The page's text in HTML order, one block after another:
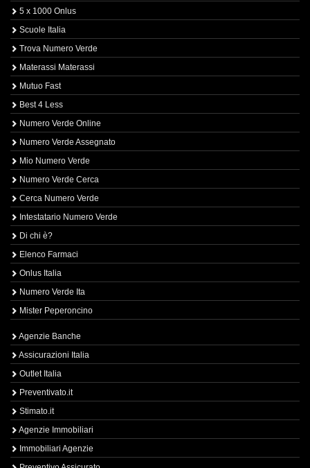
5 x 1000 Onlus
Scuole Italia
Trova Numero Verde
Materassi Materassi
Mutuo Fast
Best 4 Less
Numero Verde Online
Numero Verde Assegnato
Mio Numero Verde
Numero Verde Cerca
Cerca Numero Verde
Intestatario Numero Verde
Di chi è?
Elenco Farmaci
Onlus Italia
Numero Verde Ita
Mister Peperoncino
Agenzie Banche
Assicurazioni Italia
Outlet Italia
Preventivato.it
Stimato.it
Agenzie Immobiliari
Immobiliari Agenzie